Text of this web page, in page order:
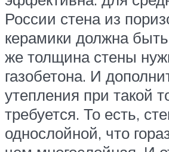
России стена из
керамики должна
же толщина стены
газобетона. И
утепления при такой
требуется. То есть,
однослойной, что